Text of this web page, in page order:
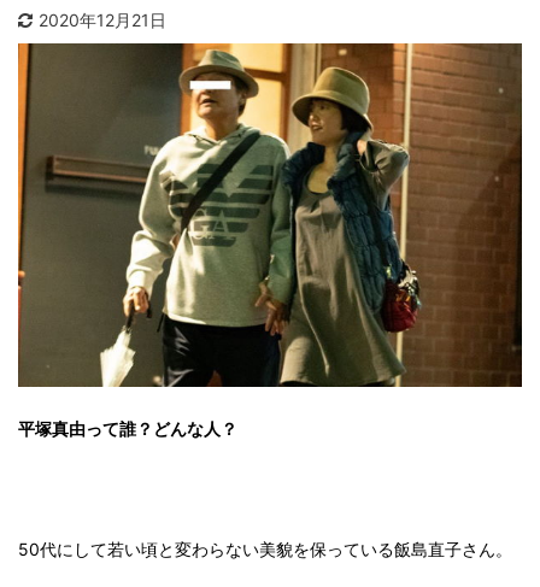
2020年12月21日
平塚真由って誰？どんな人？
50代にして若い頃と変わらない美貌を保っている飯島直子さん。